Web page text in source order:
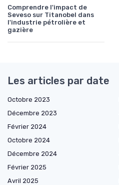
Comprendre l'impact de
Seveso sur Titanobel dans
l'industrie pétrolière et
gazière
Les articles par date
Octobre 2023
Décembre 2023
Février 2024
Octobre 2024
Décembre 2024
Février 2025
Avril 2025